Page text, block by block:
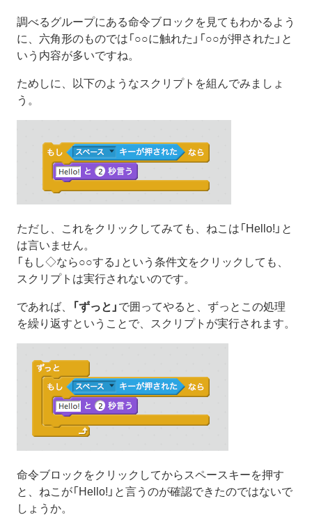
調べるグループにある命令ブロックを見てもわかるよう
に、六角形のものでは「○○に触れた」「○○が押された」と
いう内容が多いですね。
ためしに、以下のようなスクリプトを組んでみましょ
う。
ただし、これをクリックしてみても、ねこは「Hello!」と
は言いません。
「もし◇なら○○する」という条件文をクリックしても、
スクリプトは実行されないのです。
であれば、 「ずっと」 で囲ってやると、ずっとこの処理
を繰り返すということで、スクリプトが実行されます。
命令ブロックをクリックしてからスペースキーを押す
と、ねこが「Hello!」と言うのが確認できたのではないで
しょうか。